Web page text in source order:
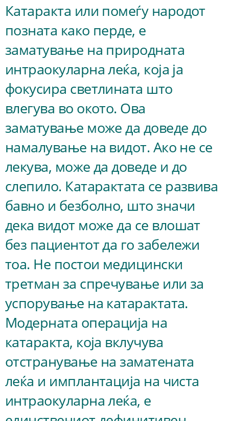
Катаракта или помеѓу народот
позната како перде, е
заматување на природната
интраокуларна леќа, која ја
фокусира светлината што
влегува во окото. Ова
заматување може да доведе до
намалување на видот. Ако не се
лекува, може да доведе и до
слепило. Катарактата се развива
бавно и безболно, што значи
дека видот може да се влошат
без пациентот да го забележи
тоа. Не постои медицински
третман за спречување или за
успорување на катарактата.
Модерната операција на
катаракта, која вклучува
отстранување на заматената
леќа и имплантација на чиста
интраокуларна леќа, е